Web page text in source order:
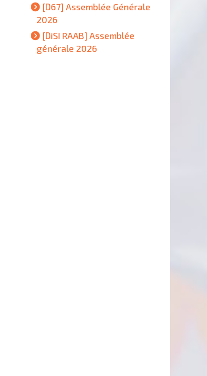
[D67] Assemblée Générale
2026
[DiSI RAAB] Assemblée
générale 2026